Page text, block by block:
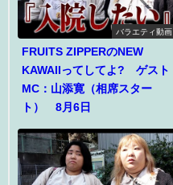
バラエティ動画
FRUITS ZIPPERのNEW
KAWAIIってしてよ? ゲスト
MC：山添寛（相席スター
ト） 8月6日